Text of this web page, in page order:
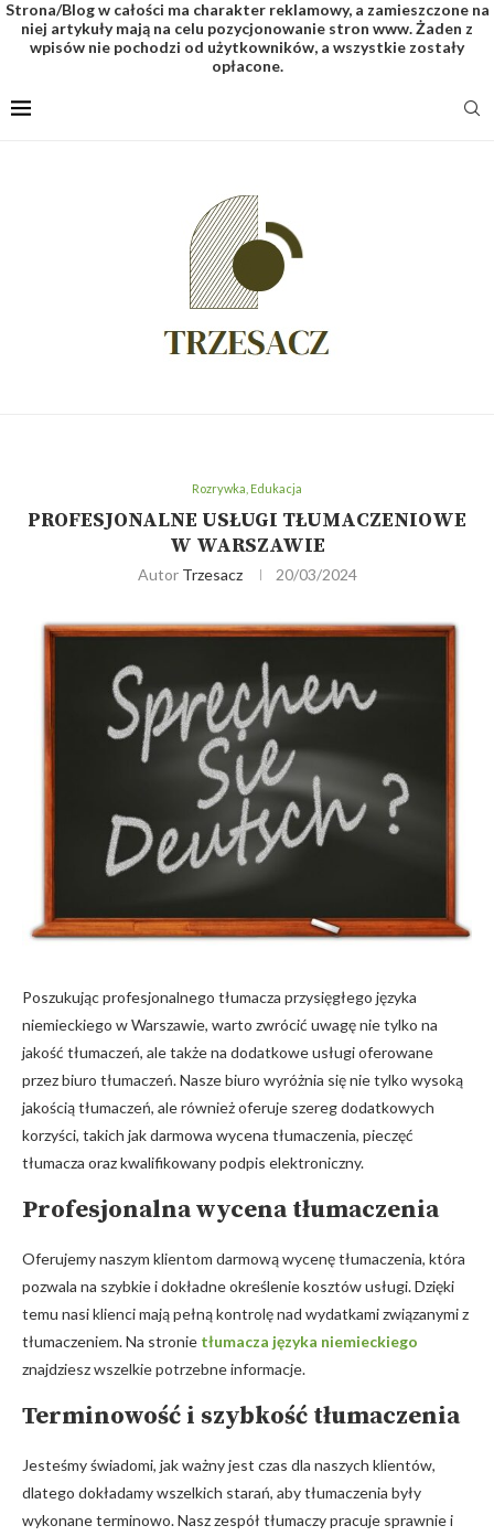
Strona/Blog w całości ma charakter reklamowy, a zamieszczone na
niej artykuły mają na celu pozycjonowanie stron www. Żaden z
wpisów nie pochodzi od użytkowników, a wszystkie zostały
opłacone.
Rozrywka, Edukacja
PROFESJONALNE USŁUGI TŁUMACZENIOWE
W WARSZAWIE
Autor Trzesacz 20/03/2024
Poszukując profesjonalnego tłumacza przysięgłego języka
niemieckiego w Warszawie, warto zwrócić uwagę nie tylko na
jakość tłumaczeń, ale także na dodatkowe usługi oferowane
przez biuro tłumaczeń. Nasze biuro wyróżnia się nie tylko wysoką
jakością tłumaczeń, ale również oferuje szereg dodatkowych
korzyści, takich jak darmowa wycena tłumaczenia, pieczęć
tłumacza oraz kwalifikowany podpis elektroniczny.
Profesjonalna wycena tłumaczenia
Oferujemy naszym klientom darmową wycenę tłumaczenia, która
pozwala na szybkie i dokładne określenie kosztów usługi. Dzięki
temu nasi klienci mają pełną kontrolę nad wydatkami związanymi z
tłumaczeniem. Na stronie tłumacza języka niemieckiego
znajdziesz wszelkie potrzebne informacje.
Terminowość i szybkość tłumaczenia
Jesteśmy świadomi, jak ważny jest czas dla naszych klientów,
dlatego dokładamy wszelkich starań, aby tłumaczenia były
wykonane terminowo. Nasz zespół tłumaczy pracuje sprawnie i